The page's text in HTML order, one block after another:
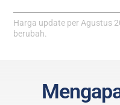
Harga update per Agustus
berubah.